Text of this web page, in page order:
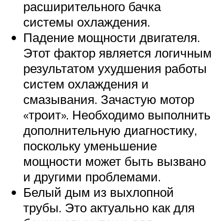
расширительного бачка
системы охлаждения.
Падение мощности двигателя.
Этот фактор является логичным
результатом ухудшения работы
систем охлаждения и
смазывания. Зачастую мотор
«троит». Необходимо выполнить
дополнительную диагностику,
поскольку уменьшение
мощности может быть вызвано
и другими проблемами.
Белый дым из выхлопной
трубы. Это актуально как для